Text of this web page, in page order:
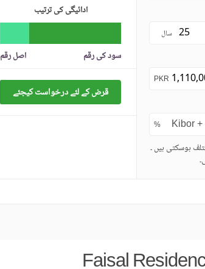
سال
PKR
%
ہوسکتی ہیں ۔
ادائیگی کی ترتیب
سود کی رقم اصل رقم
قرض کے لئے درخواست کیجئے